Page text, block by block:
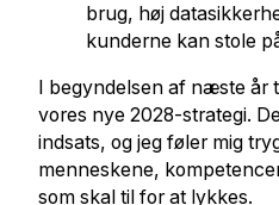
brug, høj
kunderne kan stole
I begyndelsen af næste år
vores nye 2028-strategi.
indsats, og jeg føler mig
menneskene,
som skal til for at lykkes.